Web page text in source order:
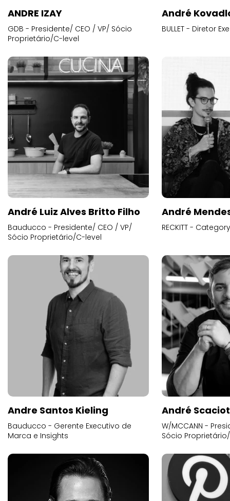
ANDRE IZAY
GDB - Presidente/ CEO / VP/ Sócio
Proprietário/C-level
André
BULLET - Diretor
André Luiz Alves Britto Filho
Bauducco - Presidente/ CEO / VP/
Sócio Proprietário/C-level
André
RECKITT -
Andre Santos Kieling
Bauducco - Gerente Executivo de
Marca e Insights
André
W/MCCANN -
Sócio